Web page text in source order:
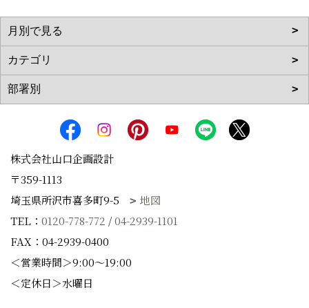
株式会社山口企画設計
〒359-1113
埼玉県所沢市喜多町9-5
地図
TEL： 0120-778-772 /04-2939-1101
FAX：04-2939-0400
＜営業時間＞9:00～19:00
＜定休日＞水曜日